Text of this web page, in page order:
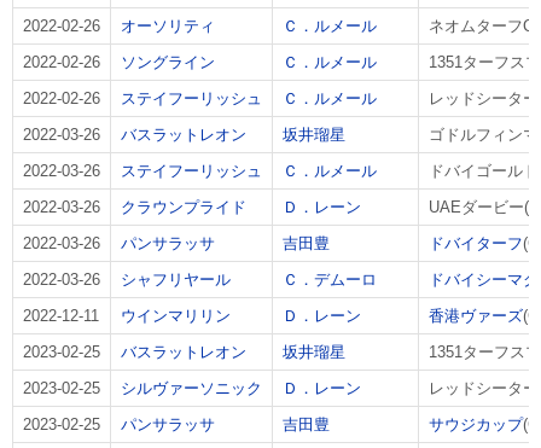
2022-02-26
オーソリティ Ｃ．ルメール
ネオムターフ
2022-02-26
ソングライン Ｃ．ルメール
1351ターフス
2022-02-26
ステイフーリッシュ Ｃ．ルメール
レッドシータ
2022-03-26
バスラットレオン 坂井瑠星
ゴドルフィン
2022-03-26
ステイフーリッシュ Ｃ．ルメール
ドバイゴール
2022-03-26
クラウンプライド Ｄ．レーン
UAEダービー
2022-03-26
パンサラッサ 吉田豊 ドバイターフ
2022-03-26
シャフリヤール Ｃ．デムーロ
ドバイシーマ
2022-12-11
ウインマリリン Ｄ．レーン 香港ヴァーズ
2023-02-25
バスラットレオン 坂井瑠星
1351ターフス
2023-02-25
シルヴァーソニック Ｄ．レーン
レッドシータ
2023-02-25
パンサラッサ 吉田豊 サウジカップ